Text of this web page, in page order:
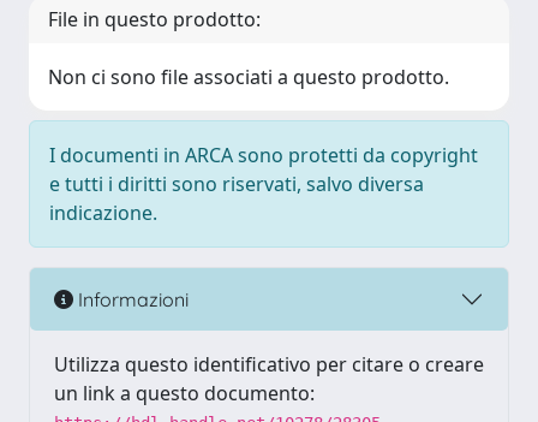
File in questo prodotto:
Non ci sono file associati a questo prodotto.
I documenti in ARCA sono protetti da copyright
e tutti i diritti sono riservati, salvo diversa
indicazione.
Informazioni
Utilizza questo identificativo per citare o creare
un link a questo documento: